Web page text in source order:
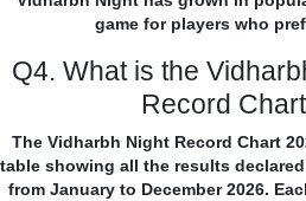
game for players who
Q4. What is the
Record
The Vidharbh Night Record Chart
table showing all the results
from January to December 2026.